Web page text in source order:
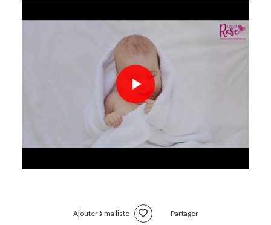
Ajouter à ma liste Partager